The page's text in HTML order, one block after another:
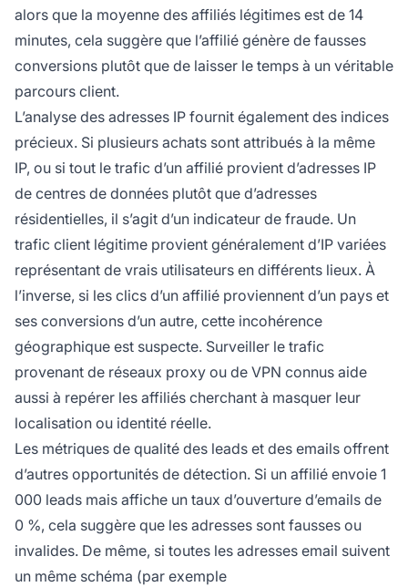
alors que la moyenne des affiliés légitimes est de 14
minutes, cela suggère que l’affilié génère de fausses
conversions plutôt que de laisser le temps à un véritable
parcours client.
L’analyse des adresses IP fournit également des indices
précieux. Si plusieurs achats sont attribués à la même
IP, ou si tout le trafic d’un affilié provient d’adresses IP
de centres de données plutôt que d’adresses
résidentielles, il s’agit d’un indicateur de fraude. Un
trafic client légitime provient généralement d’IP variées
représentant de vrais utilisateurs en différents lieux. À
l’inverse, si les clics d’un affilié proviennent d’un pays et
ses conversions d’un autre, cette incohérence
géographique est suspecte. Surveiller le trafic
provenant de réseaux proxy ou de VPN connus aide
aussi à repérer les affiliés cherchant à masquer leur
localisation ou identité réelle.
Les métriques de qualité des leads et des emails offrent
d’autres opportunités de détection. Si un affilié envoie 1
000 leads mais affiche un taux d’ouverture d’emails de
0 %, cela suggère que les adresses sont fausses ou
invalides. De même, si toutes les adresses email suivent
un même schéma (par exemple